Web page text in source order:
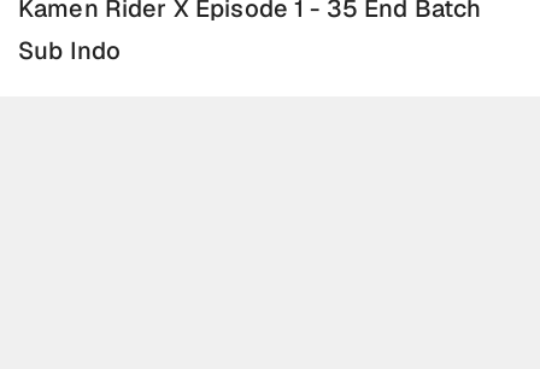
Kamen Rider X Episode 1 - 35 End Batch
Sub Indo